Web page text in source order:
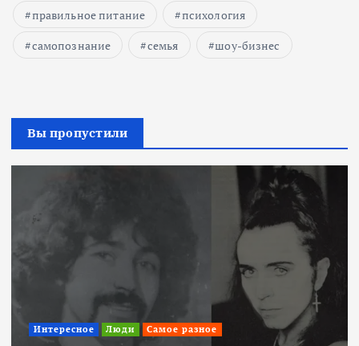
правильное питание
психология
самопознание
семья шоу-бизнес
Вы пропустили
Интересное Люди Самое разное